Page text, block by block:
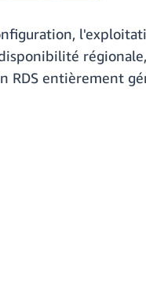
RDS entièrement